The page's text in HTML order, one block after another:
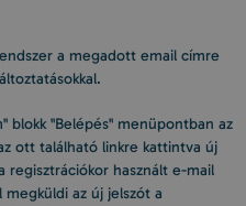
a megadott email címre
blokk "Belépés" menüpontban az
ott található linkre kattintva új
regisztrációkor használt e-mail
az új jelszót a